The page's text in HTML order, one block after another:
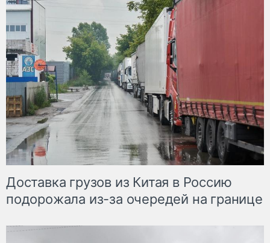
Доставка грузов из Китая в Россию
подорожала из-за очередей на границе